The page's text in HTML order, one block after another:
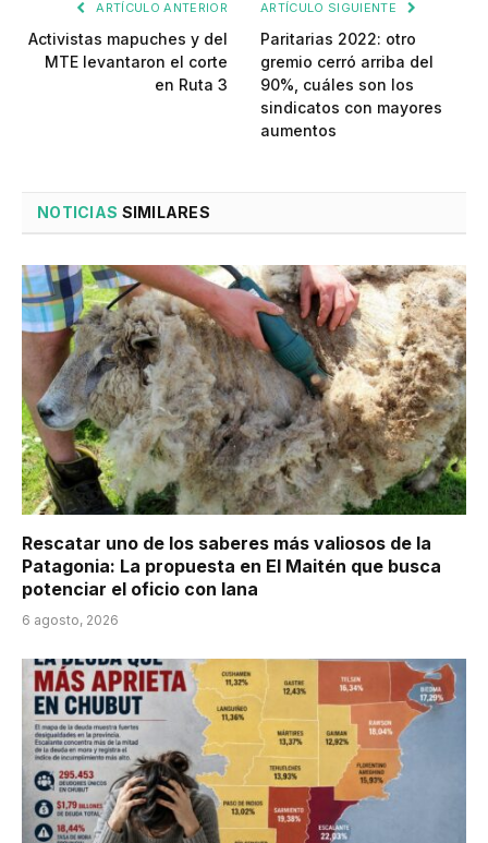
ARTÍCULO ANTERIOR
Activistas mapuches y del
MTE levantaron el corte
en Ruta 3
ARTÍCULO SIGUIENTE
Paritarias 2022: otro
gremio cerró arriba del
90%, cuáles son los
sindicatos con mayores
aumentos
NOTICIAS SIMILARES
Rescatar uno de los saberes más valiosos de la
Patagonia: La propuesta en El Maitén que busca
potenciar el oficio con lana
6 agosto, 2026